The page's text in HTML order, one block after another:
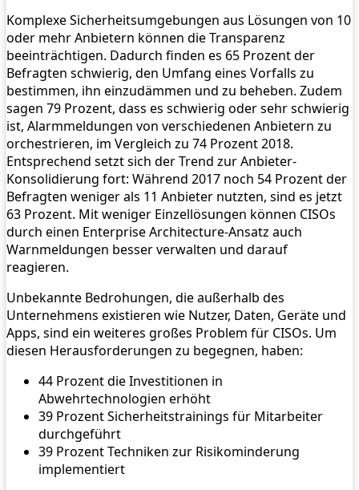
Komplexe Sicherheitsumgebungen aus Lösungen von 10
oder mehr Anbietern können die Transparenz
beeinträchtigen. Dadurch finden es 65 Prozent der
Befragten schwierig, den Umfang eines Vorfalls zu
bestimmen, ihn einzudämmen und zu beheben. Zudem
sagen 79 Prozent, dass es schwierig oder sehr schwierig
ist, Alarmmeldungen von verschiedenen Anbietern zu
orchestrieren, im Vergleich zu 74 Prozent 2018.
Entsprechend setzt sich der Trend zur Anbieter-
Konsolidierung fort: Während 2017 noch 54 Prozent der
Befragten weniger als 11 Anbieter nutzten, sind es jetzt
63 Prozent. Mit weniger Einzellösungen können CISOs
durch einen Enterprise Architecture-Ansatz auch
Warnmeldungen besser verwalten und darauf
reagieren.
Unbekannte Bedrohungen, die außerhalb des
Unternehmens existieren wie Nutzer, Daten, Geräte und
Apps, sind ein weiteres großes Problem für CISOs. Um
diesen Herausforderungen zu begegnen, haben:
44 Prozent die Investitionen in
Abwehrtechnologien erhöht
39 Prozent Sicherheitstrainings für Mitarbeiter
durchgeführt
39 Prozent Techniken zur Risikominderung
implementiert